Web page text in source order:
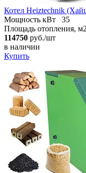
Котел Heiztechnik
Мощность кВт
35
Площадь отопления, м2
114750 руб./шт
в наличии
Купить